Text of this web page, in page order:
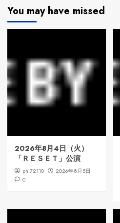
You may have missed
2026年8月4日（火）
「ＲＥＳＥＴ」公演
phi72110
2026年8月5日
0